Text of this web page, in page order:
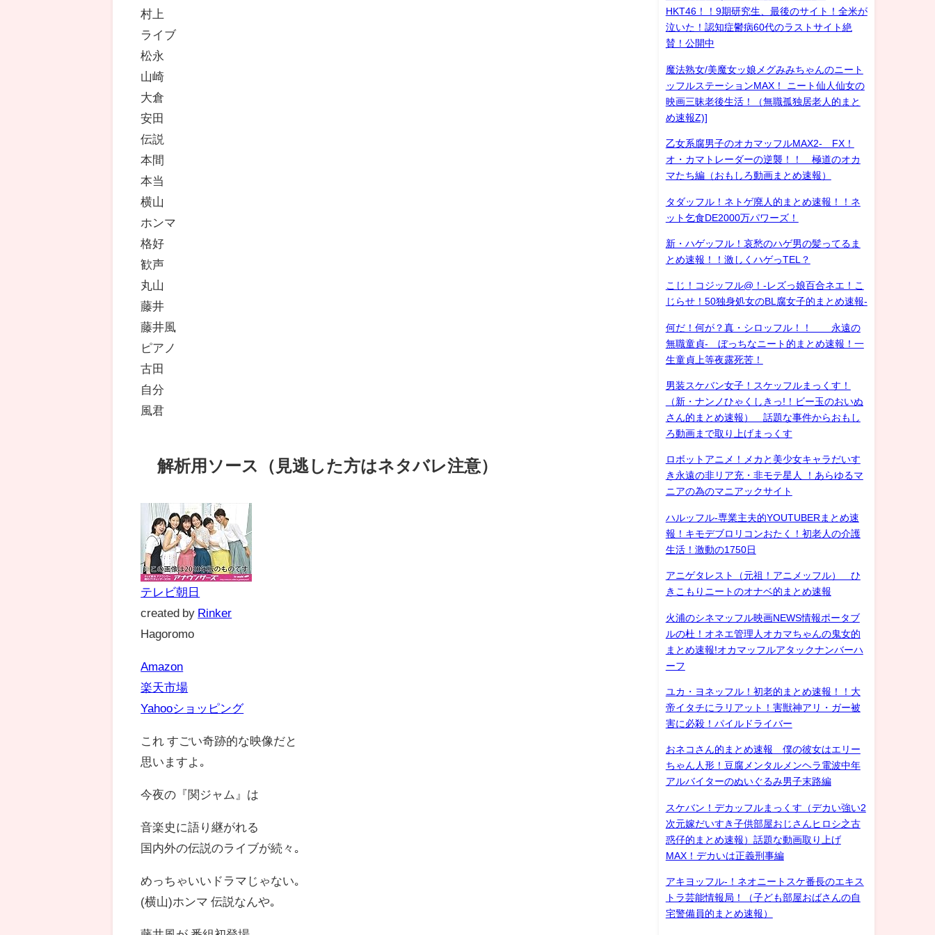
村上
ライブ
松永
山崎
大倉
安田
伝説
本間
本当
横山
ホンマ
格好
歓声
丸山
藤井
藤井風
ピアノ
古田
自分
風君
解析用ソース（見逃した方はネタバレ注意）
テレビ朝日
created by Rinker
Hagoromo
Amazon
楽天市場
Yahooショッピング
これ すごい奇跡的な映像だと
思いますよ｡
今夜の『関ジャム』は
音楽史に語り継がれる
国内外の伝説のライブが続々｡
めっちゃいいドラマじゃない｡
(横山)ホンマ 伝説なんや｡
HKT46！！9期研究生、最後のサイト！全米が
泣いた！認知症鬱病60代のラストサイト絶
賛！公開中
魔法熟女/美魔女ッ娘メグみみちゃんのニート
ッフルステーションMAX！ ニート仙人仙女の
映画三昧老後生活！（無職孤独居老人的まと
め速報Z)]
乙女系腐男子のオカマッフルMAX2- FX！
オ・カマトレーダーの逆襲！！ 極道のオカ
マたち編（おもしろ動画まとめ速報）
タダッフル！ネトゲ廃人的まとめ速報！！ネ
ット乞食DE2000万パワーズ！
新・ハゲッフル！哀愁のハゲ男の髪ってるま
とめ速報！！激しくハゲっTEL？
こじ！コジッフル@！-レズっ娘百合ネエ！こ
じらせ！50独身処女のBL腐女子的まとめ速報-
何だ！何が？真・シロッフル！！ 永遠の
無職童貞- ぼっちなニート的まとめ速報！一
生童貞上等夜露死苦！
男装スケバン女子！スケッフルまっくす！
（新・ナンノひゃくしきっ!！ビー玉のおいぬ
さん的まとめ速報） 話題な事件からおもし
ろ動画まで取り上げまっくす
ロボットアニメ！メカと美少女キャラだいす
き永遠の非リア充・非モテ星人 ！あらゆるマ
ニアの為のマニアックサイト
ハルッフル-専業主夫的YOUTUBERまとめ速
報！キモデブロリコンおたく！初老人の介護
生活！激動の1750日
アニゲタレスト（元祖！アニメッフル） ひ
きこもりニートのオナベ的まとめ速報
火浦のシネマッフル映画NEWS情報ポータブ
ルの杜！オネエ管理人オカマちゃんの鬼女的
まとめ速報!オカマッフルアタックナンバーハ
ーフ
ユカ・ヨネッフル！初老的まとめ速報！！大
帝イタチにラリアット！害獣神アリ・ガー被
害に必殺！パイルドライバー
おネコさん的まとめ速報 僕の彼女はエリー
ちゃん人形！豆腐メンタルメンヘラ電波中年
アルバイターのぬいぐるみ男子末路編
スケバン！デカッフルまっくす（デカい強い2
次元嫁だいすき子供部屋おじさんヒロシ之古
惑仔的まとめ速報）話題な動画取り上げ
MAX！デカいは正義刑事編
アキヨッフル-！ネオニートスケ番長のエキス
トラ芸能情報局！（子ども部屋おばさんの自
宅警備員的まとめ速報）